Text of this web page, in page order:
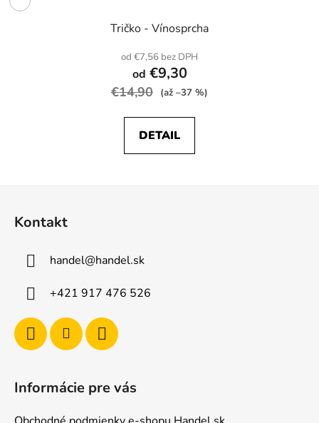
Tričko - Vínosprcha
od €7,56 bez DPH
od €9,30
€14,90 (až –37 %)
DETAIL
Kontakt
handel@handel.sk
+421 917 476 526
Informácie pre vás